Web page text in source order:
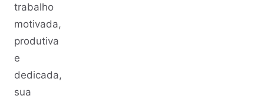
trabalho
motivada,
produtiva
e
dedicada,
sua